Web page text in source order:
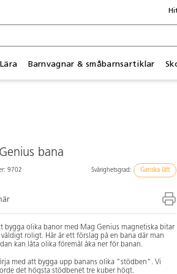
Lära Barnvagnar & småbarnsartiklar
bana
9702 Svårighetsgrad: Ganska lätt
bygga olika banor med Mag Genius magnetiska bitar
väldigt roligt. Här är ett förslag på en bana där man
kan låta olika föremål åka ner för banan.
med att bygga upp banans olika "stödben". Vi
det högsta stödbenet tre kuber högt.